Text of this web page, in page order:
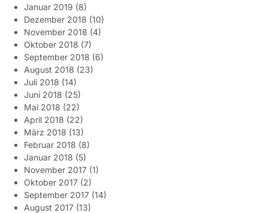
Januar 2019 (8)
Dezember 2018 (10)
November 2018 (4)
Oktober 2018 (7)
September 2018 (6)
August 2018 (23)
Juli 2018 (14)
Juni 2018 (25)
Mai 2018 (22)
April 2018 (22)
März 2018 (13)
Februar 2018 (8)
Januar 2018 (5)
November 2017 (1)
Oktober 2017 (2)
September 2017 (14)
August 2017 (13)